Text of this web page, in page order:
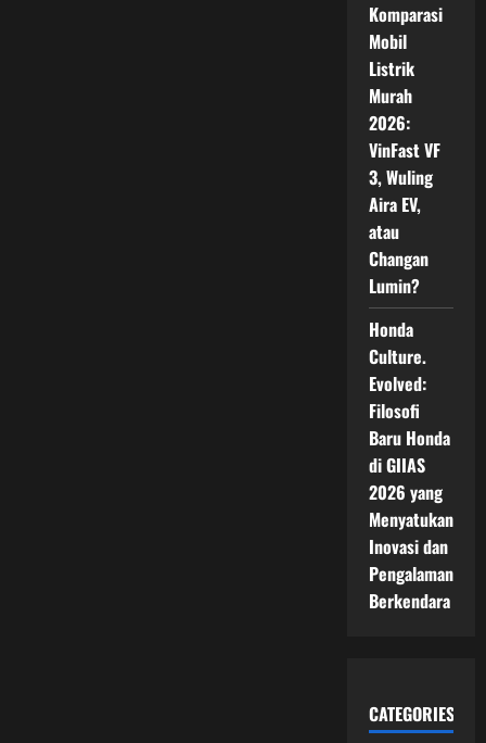
Komparasi
Mobil
Listrik
Murah
2026:
VinFast VF
3, Wuling
Aira EV,
atau
Changan
Lumin?
Honda
Culture.
Evolved:
Filosofi
Baru Honda
di GIIAS
2026 yang
Menyatukan
Inovasi dan
Pengalaman
Berkendara
CATEGORIES